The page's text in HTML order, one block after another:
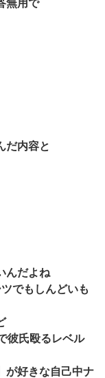
無用で
だ内容と
んだよね
でもしんどいも
彼氏殴るレベル
が好きな自己中ナ